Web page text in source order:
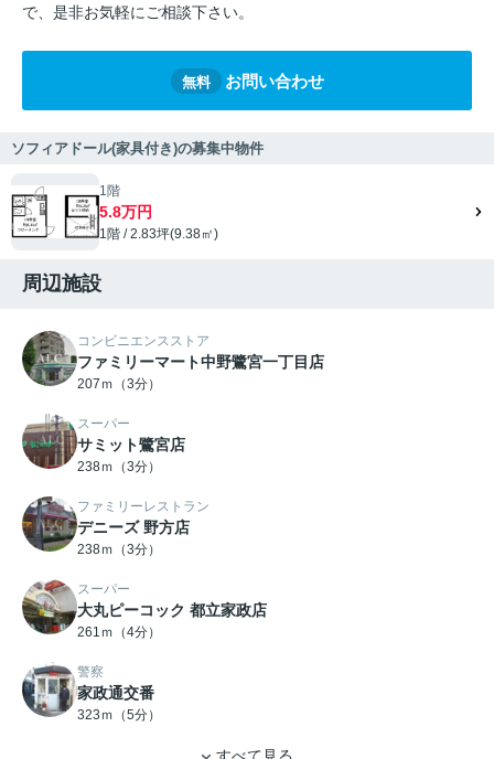
で、是非お気軽にご相談下さい。
無料 お問い合わせ
ソフィアドール(家具付き)の募集中物件
1階
5.8万円
1階 / 2.83坪(9.38㎡)
周辺施設
コンビニエンスストア
ファミリーマート中野鷺宮一丁目店
207ｍ（3分）
スーパー
サミット鷺宮店
238ｍ（3分）
ファミリーレストラン
デニーズ 野方店
238ｍ（3分）
スーパー
大丸ピーコック 都立家政店
261ｍ（4分）
警察
家政通交番
323ｍ（5分）